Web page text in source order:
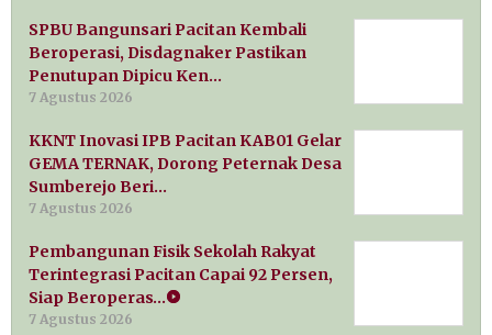
SPBU Bangunsari Pacitan Kembali
Beroperasi, Disdagnaker Pastikan
Penutupan Dipicu Ken…
7 Agustus 2026
KKNT Inovasi IPB Pacitan KAB01 Gelar
GEMA TERNAK, Dorong Peternak Desa
Sumberejo Beri…
7 Agustus 2026
Pembangunan Fisik Sekolah Rakyat
Terintegrasi Pacitan Capai 92 Persen,
Siap Beroperas…
7 Agustus 2026